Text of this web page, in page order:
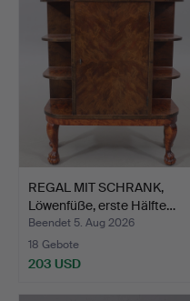
REGAL MIT SCHRANK,
Löwenfüße, erste Hälfte…
Beendet 5. Aug 2026
18 Gebote
203 USD